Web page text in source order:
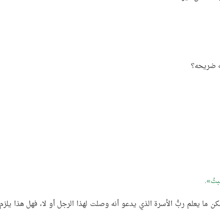
ضريحه؟
.
يعلم ربُّ الأسرة الذي يدعو أنه وصلت لهذا الرجل أو لا، فهل هذا